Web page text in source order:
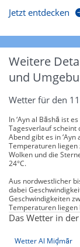
Jetzt entdecken
Weitere
und
Wetter für den
In ‘Ayn al Bāshā ist
Tagesverlauf scheint
Abend gibt es in
Temperaturen liegen
Wolken und die
24°C.
Aus nordwestlicher
dabei
Geschwindigkeiten
Temperaturen liegen
Das Wetter in
Wetter Al Miḑmār